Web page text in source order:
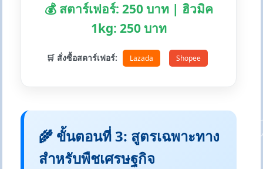
💰 สตาร์เฟอร์: 250 บาท | ฮิวมิค
1kg: 250 บาท
🛒 สั่งซื้อสตาร์เฟอร์: Lazada Shopee
🌾 ขั้นตอนที่ 3: สูตรเฉพาะทาง
สำหรับพืชเศรษฐกิจ